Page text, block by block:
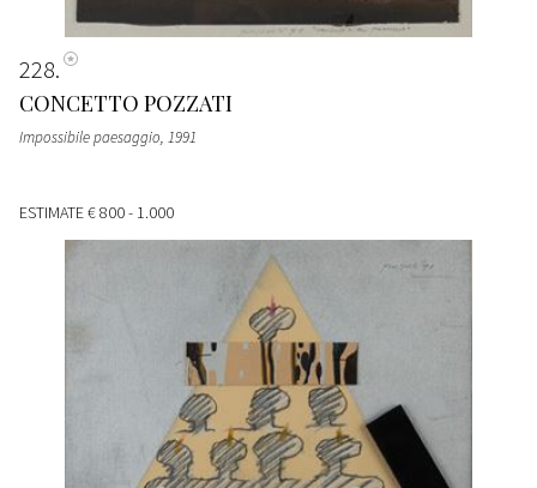
228
CONCETTO POZZATI
Impossibile paesaggio, 1991
ESTIMATE€ 800 - 1.000